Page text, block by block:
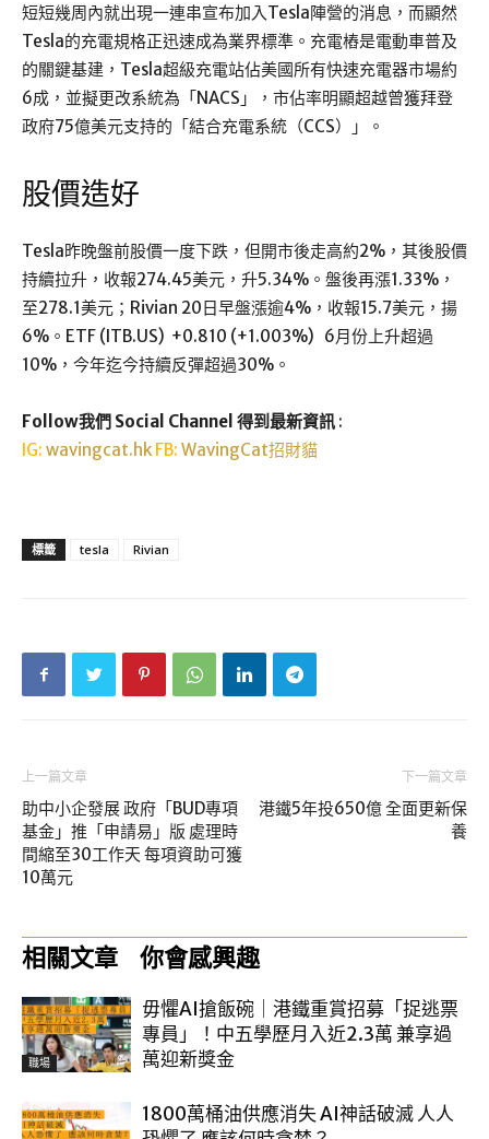
短短幾周內就出現一連串宣布加入Tesla陣營的消息，而顯然
Tesla的充電規格正迅速成為業界標準。充電樁是電動車普及
的關鍵基建，Tesla超級充電站佔美國所有快速充電器市場約
6成，並擬更改系統為「NACS」，市佔率明顯超越曾獲拜登
政府75億美元支持的「結合充電系統（CCS）」。
股價造好
Tesla昨晚盤前股價一度下跌，但開市後走高約2%，其後股價
持續拉升，收報274.45美元，升5.34%。盤後再漲1.33%，
至278.1美元；Rivian 20日早盤漲逾4%，收報15.7美元，揚
6%。ETF (ITB.US) +0.810 (+1.003%) 6月份上升超過
10%，今年迄今持續反彈超過30%。
Follow我們 Social Channel 得到最新資訊 :
IG: wavingcat.hk FB: WavingCat招財貓
標籤 tesla Rivian
上一篇文章
助中小企發展 政府「BUD專項
基金」推「申請易」版 處理時
間縮至30工作天 每項資助可獲
10萬元
下一篇文章
港鐵5年投650億 全面更新保
養
相關文章 你會感興趣
職場
毋懼AI搶飯碗｜港鐵重賞招募「捉逃票
專員」！中五學歷月入近2.3萬 兼享過
萬迎新獎金
1800萬桶油供應消失 AI神話破滅 人人